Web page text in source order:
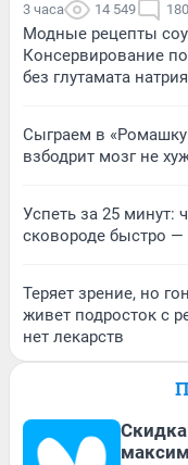
3 часа 14 549 180
Модные рецепты
Консервирование
без глутамата
Сыграем в
взбодрит мозг не
Успеть за 25 минут:
сковороде быстро
Теряет зрение, но
живет подросток с
нет лекарств